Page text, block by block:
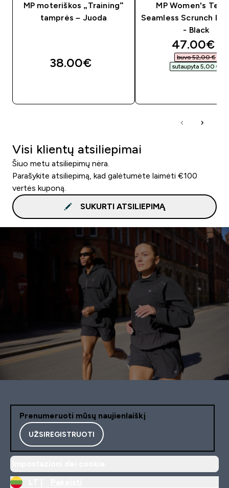
MP moteriškos „Training“
tamprės – Juoda
38.00€‎
MP Women's
Seamless Scrunch
- Black
47.00€‎
buvo 52,00 €‎
sutaupyta 5,00 €‎
Visi klientų atsiliepimai
Šiuo metu atsiliepimų nėra.
Parašykite atsiliepimą, kad galėtumėte laimėti €100
vertės kuponą.
SUKURTI ATSILIEPIMĄ
Prenumeruoti mūsų naujienlaiškį
UŽSIREGISTRUOTI